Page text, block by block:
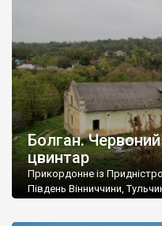
Болган.
цвинтар
Прикордонне із
Південь Вінниччини,